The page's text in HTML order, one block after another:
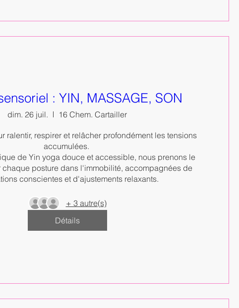
: YIN, MASSAGE, SON
dim. 26 juil. 16 Chem. Cartailler
ralentir, respirer et relâcher profondément les tensions
accumulées.
de Yin yoga douce et accessible, nous prenons le
posture dans l'immobilité, accompagnées de
conscientes et d'ajustements relaxants.
+ 3 autre(s)
Détails